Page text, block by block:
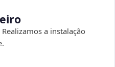
a instalação